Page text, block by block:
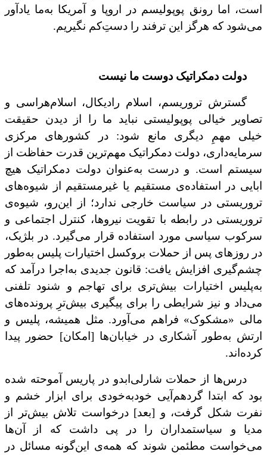
است، اما رونق پوپولیسم در اروپا و آمریکا به‌ما یادآور
می‌شود که هرگز این ترفند را دستِ‌کم نگیریم.
دولت دمکراتیک دوست ما نیست
گسترش تروریسم، اسلام رادیکال، اسلام‌هراسی و
تصاویر خیالی پوپولیستی نباید ما را از دیدن حقیقت
خیلی مهمِ دیگری مانع شود: در کشورهای مرکزی
سرمایه‌داری، دولت دمکراتیک مهم‌ترین قدرت حفاظت از
سیستم است. و درست به‌عنوان دولت دمکراتیک هیچ
ابایی در استفاده‌ی مستقیم یا غیرمستقیم از شیوه‌های
تروریستی در سیاست خارجی ندارد؛ از این‌رو، شیوه‌ی
تروریستی در رابطه با تقویت نیروها، کنترل اجتماعی و
سرکوب سیاسی مورد استفاده قرار می‌گیرد.در بلژیک،
در روزهای پس از حملات بروکسل اختیارات پلیس به‌طور
چشم‌گیری افزایش یافت: قانون جدیدی به‌اجرا درآمد که
به‌پلیس اختیارات بیش‌تری برای تهاجم و شنود تلفنی
می‌داد و نیز شرایطی را برای پیگیری بیش‌ترِ پرونده‌های
مالی «مشکوک» فراهم می‌آورد. مثل همیشه، پلیس و
ارتش به‌طور آشکاری در خیابان‌ها [امکان] حضور پیدا
کرده‌اند.
درس‌ها از حملات شارلی‌ابدو در پاریس آموحته شده
بود که ابتدا ‌گردهم‌آیی خودبه‌خودی برای ابزار خشم و
نفرت شکل گرفت، و [بعد]‌درخواست تلاش بیش‌تر از
مدیا و سیاستمداران را در پی‌ داشت که از آن‌ها
می‌خواست مطئمن شوند که همه‌ی این‌گونه مسائل در